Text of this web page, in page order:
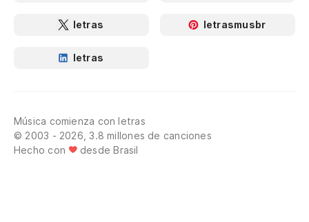
letras letrasmusbr
letras
Música comienza con letras
© 2003 - 2026, 3.8 millones de canciones
Hecho con
desde Brasil